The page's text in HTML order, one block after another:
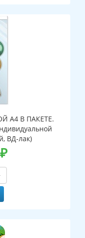
А4 В ПАКЕТЕ.
ВД-лак)
₽